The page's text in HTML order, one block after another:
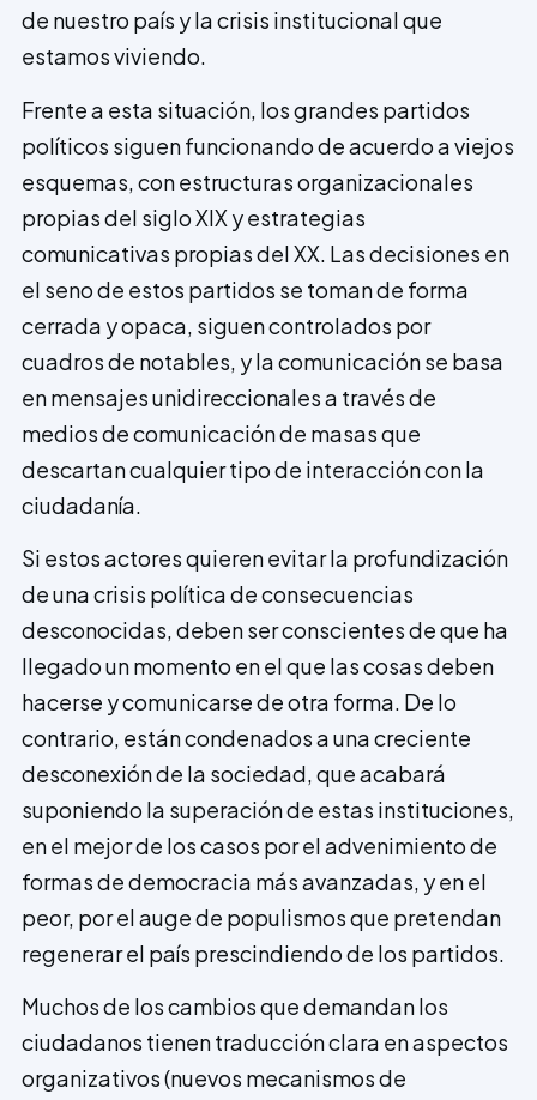
de nuestro país y la crisis institucional que
estamos viviendo.
Frente a esta situación, los grandes partidos
políticos siguen funcionando de acuerdo a viejos
esquemas, con estructuras organizacionales
propias del siglo XIX y estrategias
comunicativas propias del XX. Las decisiones en
el seno de estos partidos se toman de forma
cerrada y opaca, siguen controlados por
cuadros de notables, y la comunicación se basa
en mensajes unidireccionales a través de
medios de comunicación de masas que
descartan cualquier tipo de interacción con la
ciudadanía.
Si estos actores quieren evitar la profundización
de una crisis política de consecuencias
desconocidas, deben ser conscientes de que ha
llegado un momento en el que las cosas deben
hacerse y comunicarse de otra forma. De lo
contrario, están condenados a una creciente
desconexión de la sociedad, que acabará
suponiendo la superación de estas instituciones,
en el mejor de los casos por el advenimiento de
formas de democracia más avanzadas, y en el
peor, por el auge de populismos que pretendan
regenerar el país prescindiendo de los partidos.
Muchos de los cambios que demandan los
ciudadanos tienen traducción clara en aspectos
organizativos (nuevos mecanismos de